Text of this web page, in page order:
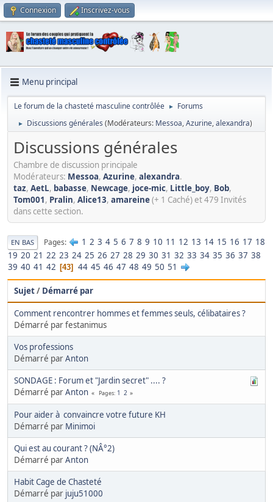
Connexion Inscrivez-vous
Menu principal
Le forum de la chasteté masculine contrôlée ► Forums
► Discussions générales (Modérateurs: Messoa,Azurine,alexandra)
Discussions générales
Chambre de discussion principale
Modérateurs: Messoa, Azurine, alexandra.
taz, AetL, babasse, Newcage, joce-mic, Little_boy, Bob,
Tom001, Pralin, Alice13, amareine(+ 1 Caché) et 479 Invités
dans cette section.
EN BAS Pages 1 2 3 4 5 6 7 8 9 10 11 12 13 14 15 16 17 18
19 20 21 22 23 24 25 26 27 28 29 30 31 32 33 34 35 36 37 38
39 40 41 42 43 44 45 46 47 48 49 50 51
Sujet/ Démarré par
Comment rencontrer hommes et femmes seuls, célibataires ?
Démarré par festanimus
Vos professions
Démarré parAnton
SONDAGE : Forum et "Jardin secret" .... ?
Démarré parAnton Pages 1 2
Pour aider à convaincre votre future KH
Démarré par Minimoi
Qui est au courant ? (NÂ°2)
Démarré parAnton
Habit Cage de Chasteté
Démarré par juju51000